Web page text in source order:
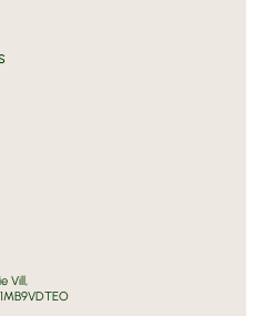
Vill,